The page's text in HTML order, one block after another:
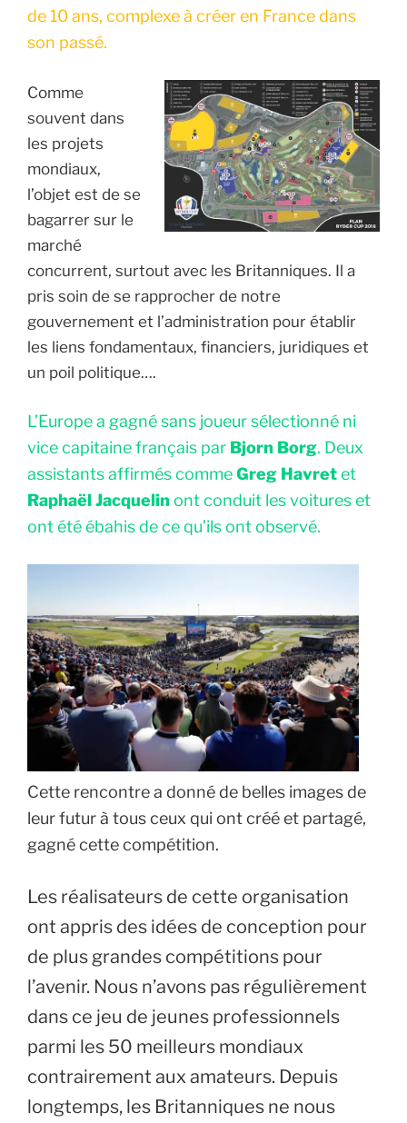
de 10 ans, complexe à créer en France dans
son passé.
Comme
souvent dans
les projets
mondiaux,
l’objet est de se
bagarrer sur le
marché
concurrent, surtout avec les Britanniques. Il a
pris soin de se rapprocher de notre
gouvernement et l’administration pour établir
les liens fondamentaux, financiers, juridiques et
un poil politique….
L’Europe a gagné sans joueur sélectionné ni
vice capitaine français par Bjorn Borg. Deux
assistants affirmés commeGreg Havretet
Raphaël Jacquelin ont conduit les voitures et
ont été ébahis de ce qu’ils ont observé.
Cette rencontre a donné de belles images de
leur futur à tous ceux qui ont créé et partagé,
gagné cette compétition.
Les réalisateurs de cette organisation
ont appris des idées de conception pour
de plus grandes compétitions pour
l’avenir. Nous n’avons pas régulièrement
dans ce jeu de jeunes professionnels
parmi les 50 meilleurs mondiaux
contrairement aux amateurs. Depuis
longtemps, les Britanniques ne nous